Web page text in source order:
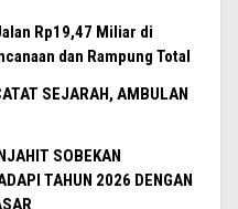
Rp19,47 Miliar di
dan Rampung Total
SEJARAH, AMBULAN
SOBEKAN
TAHUN 2026 DENGAN